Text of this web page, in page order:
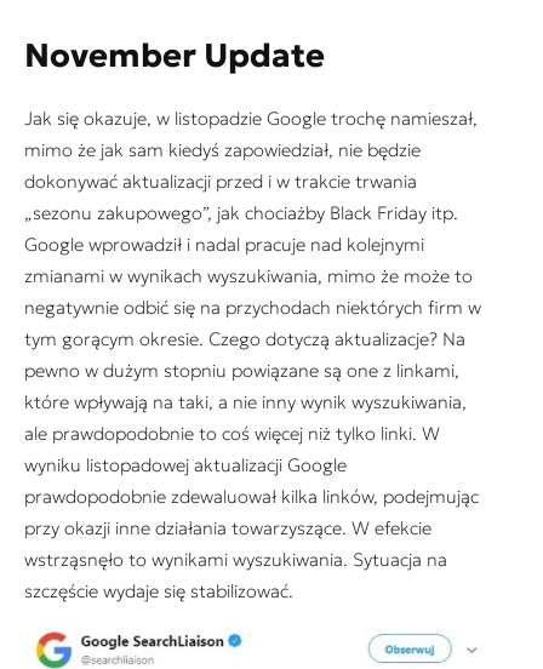
November Update
Jak się okazuje, w listopadzie Google trochę namieszał,
mimo że jak sam kiedyś zapowiedział, nie będzie
dokonywać aktualizacji przed i w trakcie trwania
„sezonu zakupowego”, jak chociażby Black Friday itp.
Google wprowadził i nadal pracuje nad kolejnymi
zmianami w wynikach wyszukiwania, mimo że może to
negatywnie odbić się na przychodach niektórych firm w
tym gorącym okresie. Czego dotyczą aktualizacje? Na
pewno w dużym stopniu powiązane są one z linkami,
które wpływają na taki, a nie inny wynik wyszukiwania,
ale prawdopodobnie to coś więcej niż tylko linki. W
wyniku listopadowej aktualizacji Google
prawdopodobnie zdewaluował kilka linków, podejmując
przy okazji inne działania towarzyszące. W efekcie
wstrząsnęło to wynikami wyszukiwania. Sytuacja na
szczęście wydaje się stabilizować.